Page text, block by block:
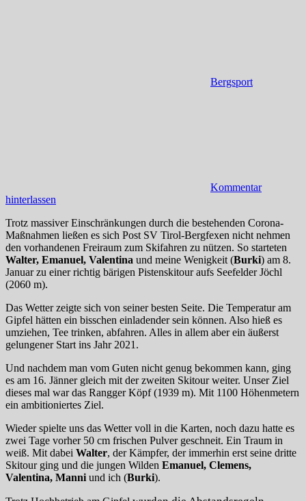
Bergsport
Kommentar
hinterlassen
Trotz massiver Einschränkungen durch die bestehenden Corona-
Maßnahmen ließen es sich Post SV Tirol-Bergfexen nicht nehmen
den vorhandenen Freiraum zum Skifahren zu nützen. So starteten
Walter, Emanuel, Valentina und meine Wenigkeit (Burki) am 8.
Januar zu einer richtig bärigen Pistenskitour aufs Seefelder Jöchl
(2060 m).
Das Wetter zeigte sich von seiner besten Seite. Die Temperatur am
Gipfel hätten ein bisschen einladender sein können. Also hieß es
umziehen, Tee trinken, abfahren. Alles in allem aber ein äußerst
gelungener Start ins Jahr 2021.
Und nachdem man vom Guten nicht genug bekommen kann, ging
es am 16. Jänner gleich mit der zweiten Skitour weiter. Unser Ziel
dieses mal war das Rangger Köpf (1939 m). Mit 1100 Höhenmetern
ein ambitioniertes Ziel.
Wieder spielte uns das Wetter voll in die Karten, noch dazu hatte es
zwei Tage vorher 50 cm frischen Pulver geschneit. Ein Traum in
weiß. Mit dabei Walter, der Kämpfer, der immerhin erst seine dritte
Skitour ging und die jungen Wilden Emanuel, Clemens,
Valentina, Manniund ich (Burki).